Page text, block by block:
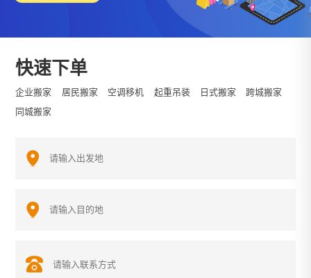
快速下单
企业搬家 居民搬家 空调移机 起重吊装 日式搬家
跨城搬家
同城搬家